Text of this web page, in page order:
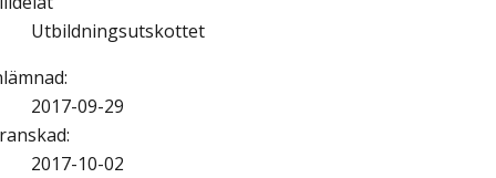
Utbildningsutskottet
:
2017-09-29
:
2017-10-02